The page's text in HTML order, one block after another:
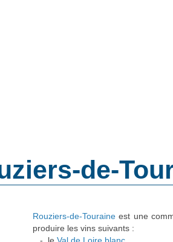
de-
Rouziers-de-Touraine est une
produire les vins suivants :